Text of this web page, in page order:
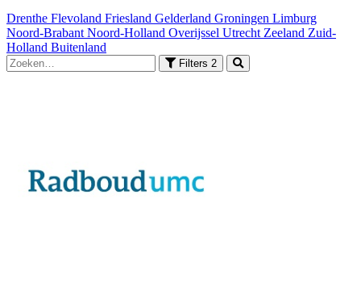
Drenthe Flevoland Friesland Gelderland Groningen Limburg
Noord-Brabant Noord-Holland Overijssel Utrecht Zeeland Zuid-
Holland Buitenland
Filters 2